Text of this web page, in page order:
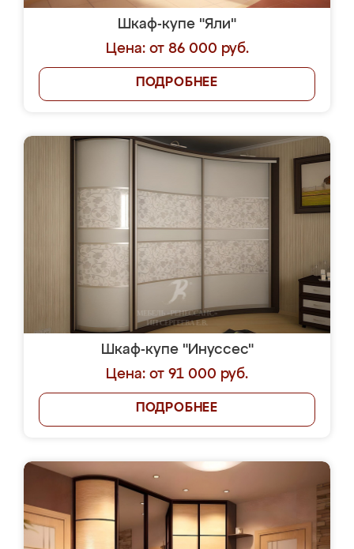
Шкаф-купе "Яли"
Цена: от 86 000 руб.
ПОДРОБНЕЕ
Шкаф-купе "Инуссес"
Цена: от 91 000 руб.
ПОДРОБНЕЕ